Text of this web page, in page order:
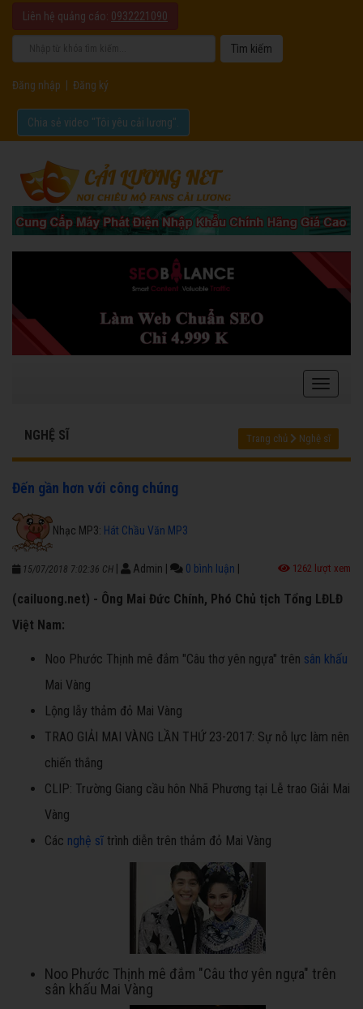
Liên hệ quảng cáo: 0932221090
Đăng nhập Đăng ký
Chia sẻ video "Tôi yêu cải lương".
NGHỆ SĨ Trang chủ Nghệ sĩ
Đến gần hơn với công chúng
Nhạc MP3: Hát Chầu Văn MP3
15/07/2018 7:02:36 CH Admin 0 bình luận 1262 lượt xem
(cailuong.net) - Ông Mai Đức Chính, Phó Chủ tịch Tổng LĐLĐ
Việt Nam:
Noo Phước Thịnh mê đắm "Câu thơ yên ngựa" trên sân khấu
Mai Vàng
Lộng lẫy thảm đỏ Mai Vàng
TRAO GIẢI MAI VÀNG LẦN THỨ 23-2017: Sự nỗ lực làm nên
chiến thắng
CLIP: Trường Giang cầu hôn Nhã Phương tại Lễ trao Giải Mai
Vàng
Các nghệ sĩ trình diễn trên thảm đỏ Mai Vàng
Noo Phước Thịnh mê đắm "Câu thơ yên ngựa" trên
sân khấu Mai Vàng